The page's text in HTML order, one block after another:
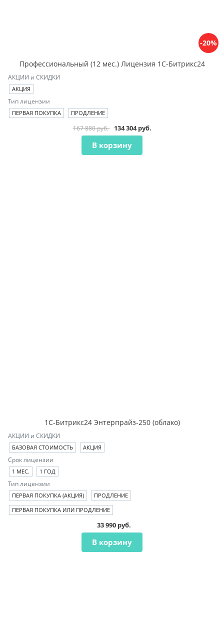
-20%
Профессиональный (12 мес.) Лицензия 1С-Битрикс24
АКЦИИ и СКИДКИ
АКЦИЯ
Тип лицензии
ПЕРВАЯ ПОКУПКА ПРОДЛЕНИЕ
167 880 руб. 134 304 руб.
В корзину
1С-Битрикс24 Энтерпрайз-250 (облако)
АКЦИИ и СКИДКИ
БАЗОВАЯ СТОИМОСТЬ АКЦИЯ
Срок лицензии
1 МЕС. 1 ГОД
Тип лицензии
ПЕРВАЯ ПОКУПКА (АКЦИЯ)
ПРОДЛЕНИЕ
ПЕРВАЯ ПОКУПКА ИЛИ ПРОДЛЕНИЕ
33 990 руб.
В корзину